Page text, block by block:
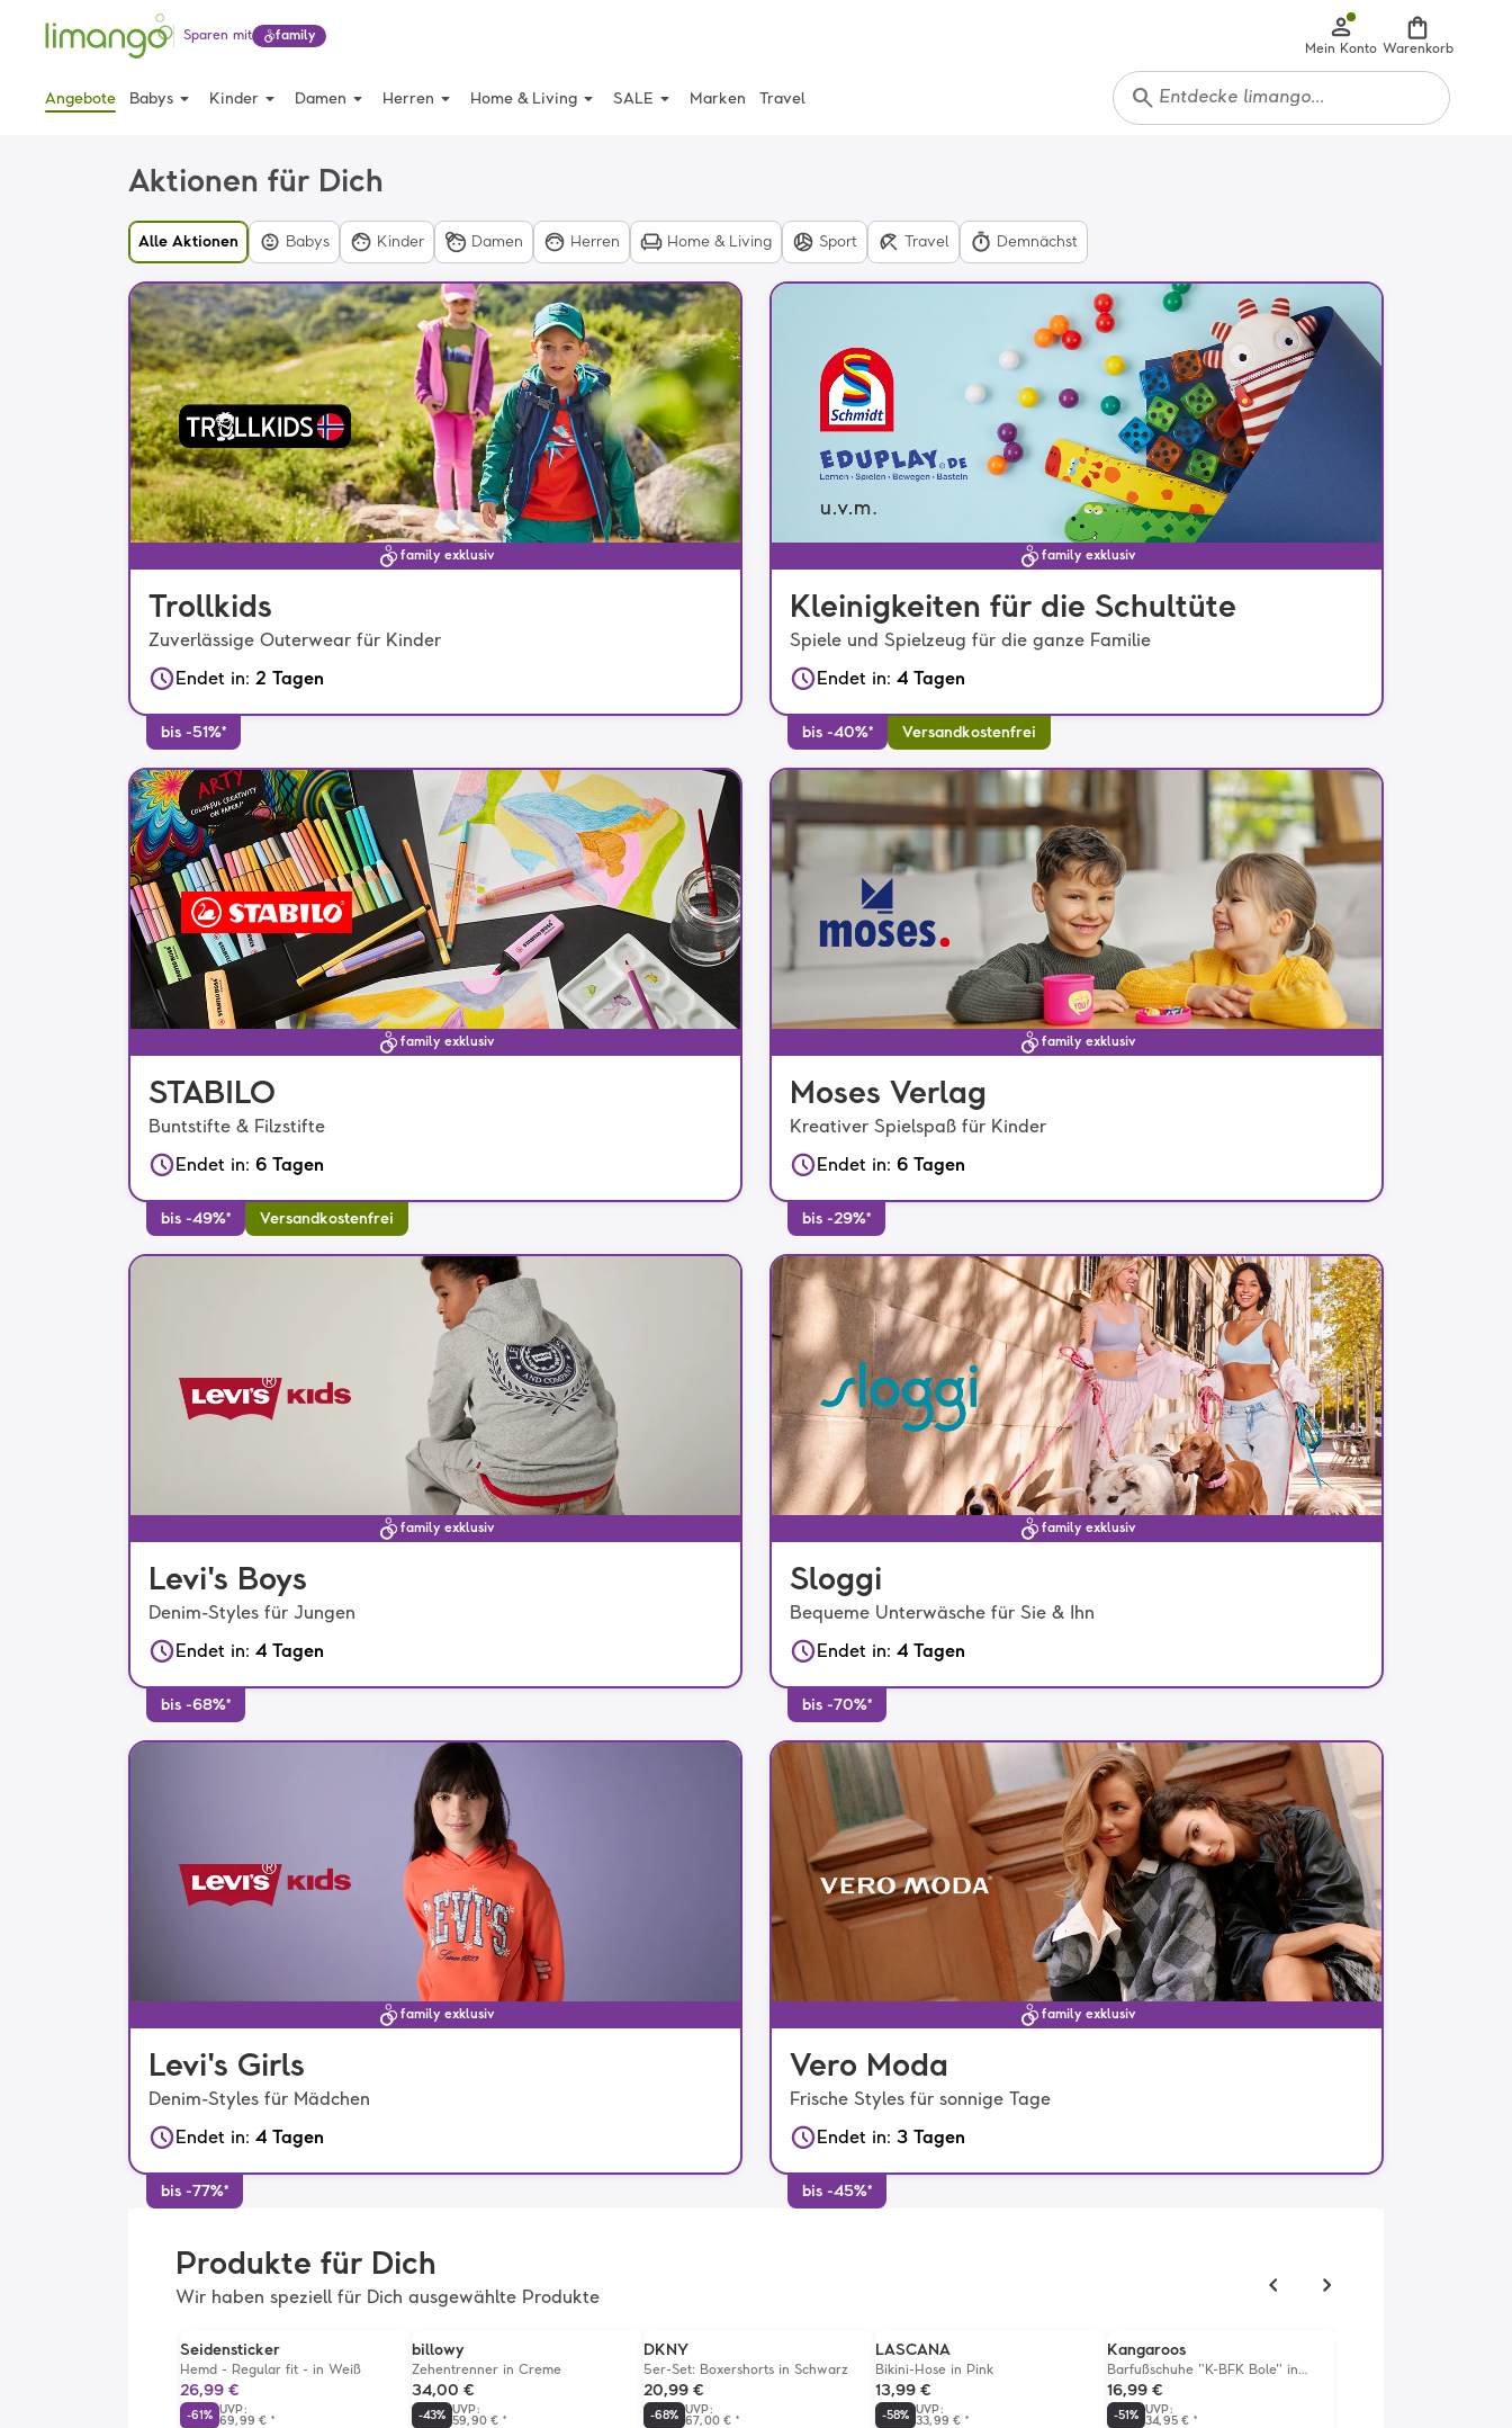
Sparen mit
family
Mein Konto Warenkorb
Angebote Babys arrow_drop_down Kinder arrow_drop_down Damen arrow_drop_down Herren arrow_drop_down Home & Living arrow_drop_down SALE arrow_drop_down Marken Travel search
Aktionen für Dich
Alle Aktionen Babys Kinder Damen Herren Home & Living Sport Travel Demnächst
family exklusiv
Trollkids
Zuverlässige Outerwear für Kinder
Endet in: 2 Tagen
bis -51%*
family exklusiv
Kleinigkeiten für die Schultüte
Spiele und Spielzeug für die ganze Familie
Endet in: 4 Tagen
bis -40%* Versandkostenfrei
family exklusiv
STABILO
Buntstifte & Filzstifte
Endet in: 6 Tagen
bis -49%* Versandkostenfrei
family exklusiv
Moses Verlag
Kreativer Spielspaß für Kinder
Endet in: 6 Tagen
bis -29%*
family exklusiv
Levi's Boys
Denim-Styles für Jungen
Endet in: 4 Tagen
bis -68%*
family exklusiv
Sloggi
Bequeme Unterwäsche für Sie & Ihn
Endet in: 4 Tagen
bis -70%*
family exklusiv
Levi's Girls
Denim-Styles für Mädchen
Endet in: 4 Tagen
bis -77%*
family exklusiv
Vero Moda
Frische Styles für sonnige Tage
Endet in: 3 Tagen
bis -45%*
Produkte für Dich
Wir haben speziell für Dich ausgewählte Produkte
Seidensticker
Hemd - Regular fit - in Weiß
26,99 €
-61 % UVP:
69,99 € *
billowy
Zehentrenner in Creme
34,00 €
-43% UVP:
59,90 € *
DKNY
5er-Set: Boxershorts in Schwarz
20,99 €
-68% UVP:
67,00 € *
LASCANA
Bikini-Hose in Pink
13,99 €
-58% UVP:
33,99 € *
Kangaroos
Barfußschuhe "K-BFK Bole" in
Dunkelblau
16,99 €
-51 % UVP:
34,95 € *